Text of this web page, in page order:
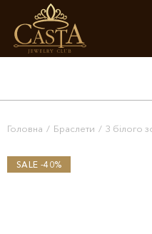
Головна / Браслети / З білого
SALE -40%